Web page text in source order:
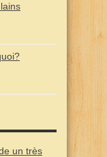
un très